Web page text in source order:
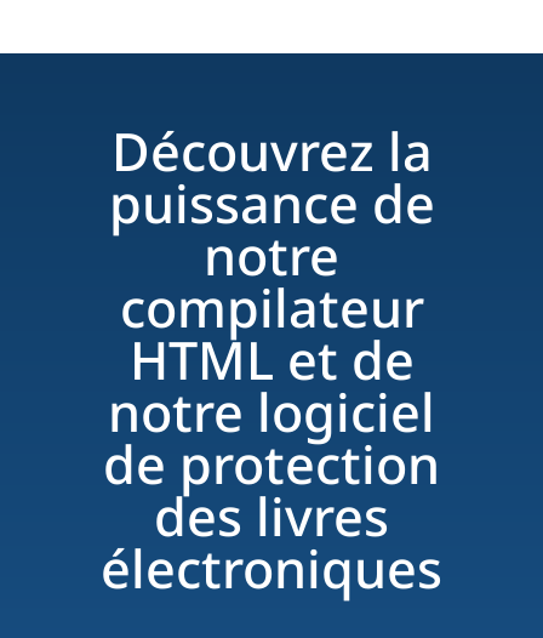
Découvrez la
puissance de
notre
compilateur
HTML et de
notre logiciel
de protection
des livres
électroniques